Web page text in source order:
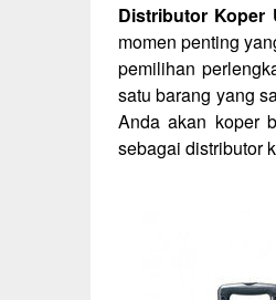
Distributor Koper
momen penting
pemilihan
satu barang yang
Anda akan koper
sebagai distributor